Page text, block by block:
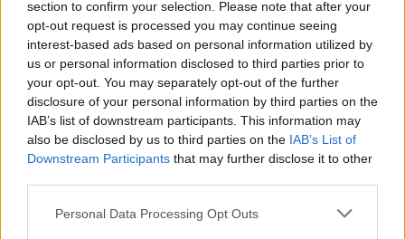
section to confirm your selection. Please note that after your
opt-out request is processed you may continue seeing
interest-based ads based on personal information utilized by
us or personal information disclosed to third parties prior to
your opt-out. You may separately opt-out of the further
disclosure of your personal information by third parties on the
IAB’s list of downstream participants. This information may
also be disclosed by us to third parties on the IAB’s List of
Downstream Participants that may further disclose it to other
Personal Data Processing Opt Outs